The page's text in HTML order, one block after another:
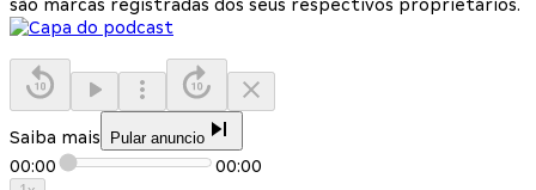
são marcas registradas dos seus respectivos proprietários.
Saiba mais Pular anuncio
00:00 00:00